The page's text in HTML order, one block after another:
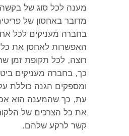
מענה לכל סוג של בקשה
מדובר באחסון של
בחברה מעניקים לכל
האפשרות לאחסן את
רוצה, לכל תקופת זמן
כך, בחברה מעניקים
ומספקים הגנה כוללת
עת, כך שהמענה הוא
את כל הצרכים של
קשר לרקע שלהם.